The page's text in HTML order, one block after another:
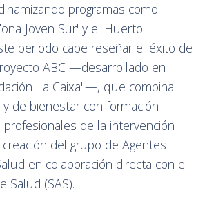
programas como
Joven Sur' y el Huerto
periodo cabe reseñar el éxito de
ABC —desarrollado en
"la Caixa"—, que combina
de bienestar con formación
profesionales de la intervención
del grupo de Agentes
en colaboración directa con el
Salud (SAS).